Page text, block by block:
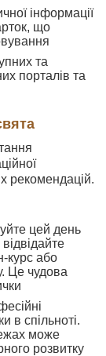
інформації
що
та
порталів та
рекомендацій.
цей день
курс або
Це чудова
в спільноті.
може
розвитку